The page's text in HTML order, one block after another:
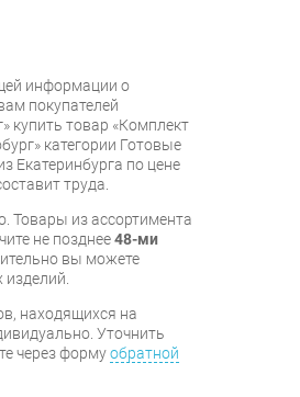
информации о
покупателей
купить товар «Комплект
категории Готовые
Екатеринбурга по цене
труда.
Товары из ассортимента
не позднее48-ми
вы можете
находящихся на
Уточнить
через формуобратной